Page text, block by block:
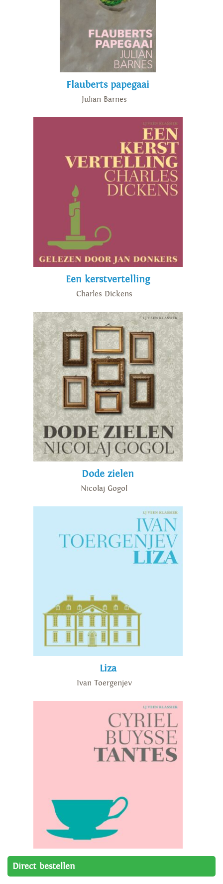
Direct bestellen
Flauberts papegaai
Julian Barnes
Een kerstvertelling
Charles Dickens
Dode zielen
Nicolaj Gogol
Liza
Ivan Toergenjev
Cyriel Buysse